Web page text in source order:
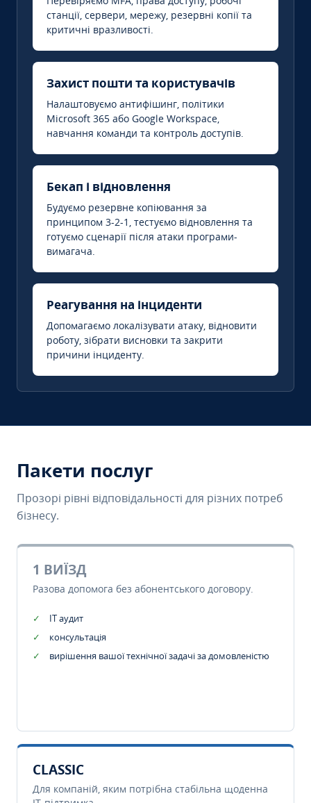
станції, сервери, мережу, резервні копії та
критичні вразливості.
Захист пошти та користувачів
Налаштовуємо антифішинг, політики
Microsoft 365 або Google Workspace,
навчання команди та контроль доступів.
Бекап і відновлення
Будуємо резервне копіювання за
принципом 3-2-1, тестуємо відновлення та
готуємо сценарії після атаки програми-
вимагача.
Реагування на інциденти
Допомагаємо локалізувати атаку, відновити
роботу, зібрати висновки та закрити
причини інциденту.
Пакети послуг
Прозорі рівні відповідальності для різних потреб
бізнесу.
1 ВИЇЗД
Разова допомога без абонентського договору.
IT аудит
консультація
вирішення вашої технічної задачі за домовленістю
CLASSIC
Для компаній, яким потрібна стабільна щоденна